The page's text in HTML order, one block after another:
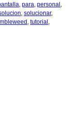
para personal
solucionar,
tutorial